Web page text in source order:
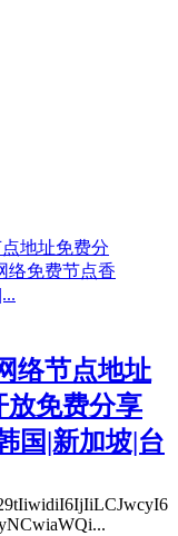
络节点地址
免费分享
国|新加坡|台